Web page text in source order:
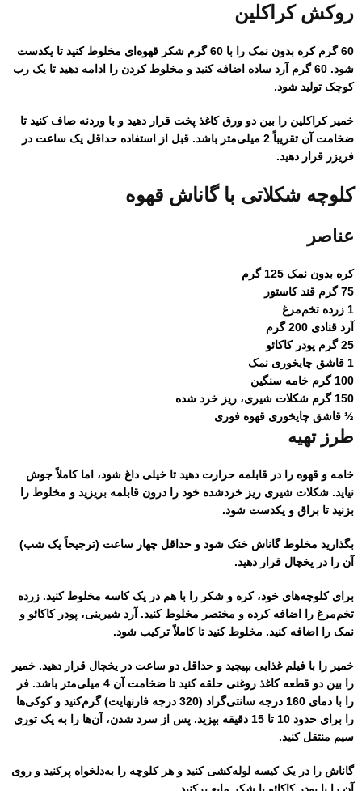
روکش کراکلین
60 گرم کره بدون نمک را با 60 گرم شکر قهوه‌ای مخلوط کنید تا یکدست
شود. 60 گرم آرد ساده اضافه کنید و مخلوط کردن را ادامه دهید تا یک رب
کوچک تولید شود.
خمیر کراکلین را بین دو ورق کاغذ پخت قرار دهید و با وردنه صاف کنید تا
ضخامت آن تقریباً 2 میلی‌متر باشد. قبل از استفاده حداقل یک ساعت در
فریزر قرار دهید.
کلوچه شکلاتی با گاناش قهوه
عناصر
کره بدون نمک 125 گرم
75 گرم قند کاستور
1 زرده تخم‌مرغ
آرد قنادی 200 گرم
25 گرم پودر کاکائو
1 قاشق چایخوری نمک
100 گرم خامه سنگین
150 گرم شکلات شیری، ریز خرد شده
½ قاشق چایخوری قهوه فوری
طرز تهیه
خامه و قهوه را در قابلمه حرارت دهید تا خیلی داغ شود، اما کاملاً جوش
نیاید. شکلات شیری ریز خردشده خود را درون قابلمه بریزید و مخلوط را
بزنید تا براق و یکدست شود.
بگذارید مخلوط گاناش خنک شود و حداقل چهار ساعت (ترجیحاً یک شب)
آن را در یخچال قرار دهید.
برای کلوچه‌های خود، کره و شکر را با هم در یک کاسه مخلوط کنید. زرده
تخم‌مرغ را اضافه کرده و مختصر مخلوط کنید. آرد شیرینی، پودر کاکائو و
نمک را اضافه کنید. مخلوط کنید تا کاملاً ترکیب شود.
خمیر را با فیلم غذایی بپیچید و حداقل دو ساعت در یخچال قرار دهید. خمیر
را بین دو قطعه کاغذ روغنی حلقه کنید تا ضخامت آن 4 میلی‌متر باشد. فر
را با دمای 160 درجه سانتی‌گراد (320 درجه فارنهایت) گرم‌کنید و کوکی‌ها
را برای حدود 10 تا 15 دقیقه بپزید. پس از سرد شدن، آن‌ها را به یک توری
سیم منتقل کنید.
گاناش را در یک کیسه لوله‌کشی کنید و هر کلوچه را به‌دلخواه پرکنید و روی